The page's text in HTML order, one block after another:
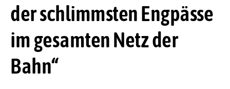
der schlimmsten Engpässe
im gesamten Netz der
Bahn“